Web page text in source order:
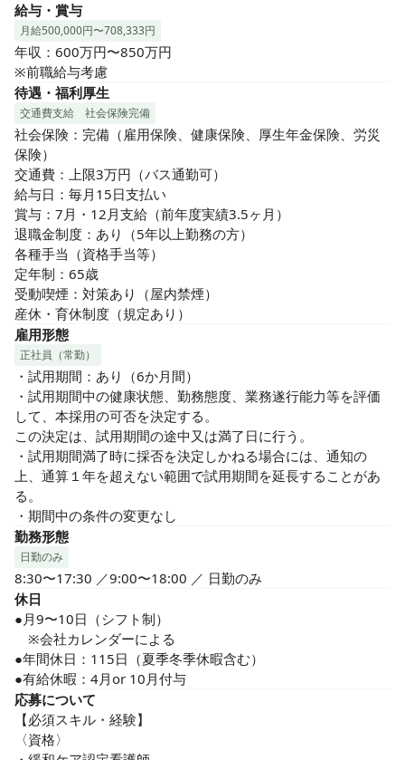
給与・賞与
月給500,000円〜708,333円
年収：600万円〜850万円
※前職給与考慮
待遇・福利厚生
交通費支給 社会保険完備
社会保険：完備（雇用保険、健康保険、厚生年金保険、労災
保険）
交通費：上限3万円（バス通勤可）
給与日：毎月15日支払い
賞与：7月・12月支給（前年度実績3.5ヶ月）
退職金制度：あり（5年以上勤務の方）
各種手当（資格手当等）
定年制：65歳
受動喫煙：対策あり（屋内禁煙）
産休・育休制度（規定あり）
雇用形態
正社員（常勤）
・試用期間：あり（6か月間）
・試用期間中の健康状態、勤務態度、業務遂行能力等を評価
して、本採用の可否を決定する。
この決定は、試用期間の途中又は満了日に行う。
・試用期間満了時に採否を決定しかねる場合には、通知の
上、通算１年を超えない範囲で試用期間を延長することがあ
る。
・期間中の条件の変更なし
勤務形態
日勤のみ
8:30〜17:30 ／9:00〜18:00 ／ 日勤のみ
休日
●月9〜10日（シフト制）
※会社カレンダーによる
●年間休日：115日（夏季冬季休暇含む）
●有給休暇：4月or 10月付与
応募について
【必須スキル・経験】
〈資格〉